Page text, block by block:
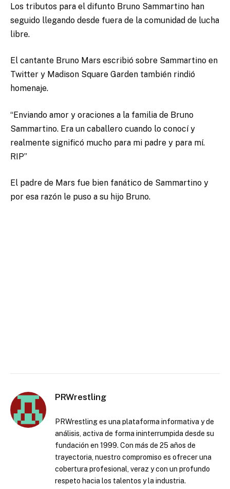
Los tributos para el difunto Bruno Sammartino han
seguido llegando desde fuera de la comunidad de lucha
libre.
El cantante Bruno Mars escribió sobre Sammartino en
Twitter y Madison Square Garden también rindió
homenaje.
“Enviando amor y oraciones a la familia de Bruno
Sammartino. Era un caballero cuando lo conocí y
realmente significó mucho para mi padre y para mí.
RIP”
El padre de Mars fue bien fanático de Sammartino y
por esa razón le puso a su hijo Bruno.
PRWrestling
PRWrestling es una plataforma informativa y de
análisis, activa de forma ininterrumpida desde su
fundación en 1999. Con más de 25 años de
trayectoria, nuestro compromiso es ofrecer una
cobertura profesional, veraz y con un profundo
respeto hacia los talentos y la industria.